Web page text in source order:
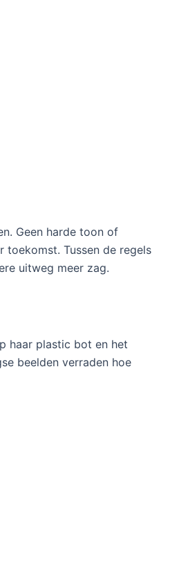
Geen harde toon of
Tussen de regels
uitweg meer zag.
haar plastic bot en het
beelden verraden hoe